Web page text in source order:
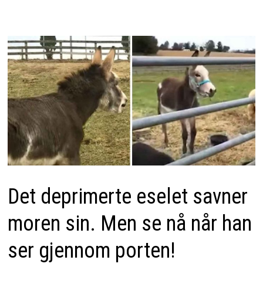
Det deprimerte eselet savner
moren sin. Men se nå når han
ser gjennom porten!